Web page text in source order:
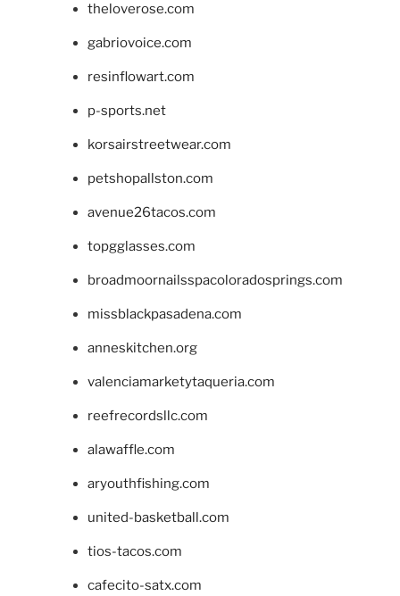
theloverose.com
gabriovoice.com
resinflowart.com
p-sports.net
korsairstreetwear.com
petshopallston.com
avenue26tacos.com
topgglasses.com
broadmoornailsspacoloradosprings.com
missblackpasadena.com
anneskitchen.org
valenciamarketytaqueria.com
reefrecordsllc.com
alawaffle.com
aryouthfishing.com
united-basketball.com
tios-tacos.com
cafecito-satx.com